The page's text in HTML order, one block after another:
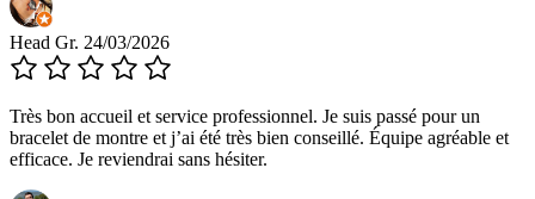
Head Gr. 24/03/2026
Très bon accueil et service professionnel. Je suis passé pour un
bracelet de montre et j’ai été très bien conseillé. Équipe agréable et
efficace. Je reviendrai sans hésiter.